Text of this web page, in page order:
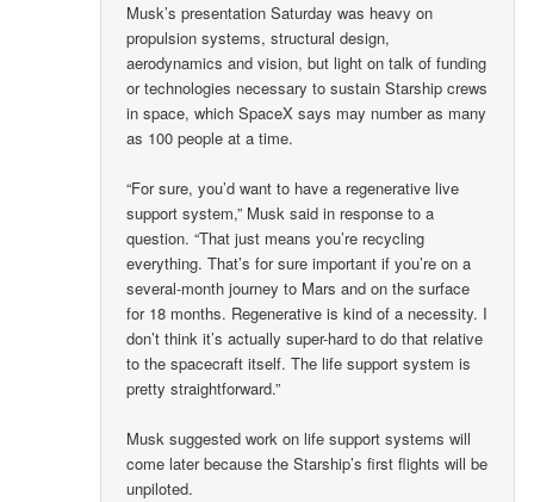
Musk’s presentation Saturday was heavy on
propulsion systems, structural design,
aerodynamics and vision, but light on talk of funding
or technologies necessary to sustain Starship crews
in space, which SpaceX says may number as many
as 100 people at a time.
“For sure, you’d want to have a regenerative live
support system,” Musk said in response to a
question. “That just means you’re recycling
everything. That’s for sure important if you’re on a
several-month journey to Mars and on the surface
for 18 months. Regenerative is kind of a necessity. I
don’t think it’s actually super-hard to do that relative
to the spacecraft itself. The life support system is
pretty straightforward.”
Musk suggested work on life support systems will
come later because the Starship’s first flights will be
unpiloted.